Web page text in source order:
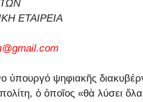
ΕΤΑΙΡΕΙΑ
ψηφιακῆς
ὁ ὁποῖος «θὰ λύσει